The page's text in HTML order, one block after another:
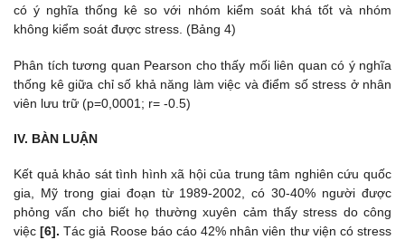
có ý nghĩa thống kê so với nhóm kiểm soát khá tốt và nhóm
không kiểm soát được stress. (Bảng 4)
Phân tích tương quan Pearson cho thấy mối liên quan có ý nghĩa
thống kê giữa chỉ số khả năng làm việc và điểm số stress ở nhân
viên lưu trữ (p=0,0001; r= -0.5)
IV. BÀN LUẬN
Kết quả khảo sát tình hình xã hội của trung tâm nghiên cứu quốc
gia, Mỹ trong giai đoạn từ 1989-2002, có 30-40% người được
phỏng vấn cho biết họ thường xuyên cảm thấy stress do công
việc[6]. Tác giả Roose báo cáo 42% nhân viên thư viện có stress